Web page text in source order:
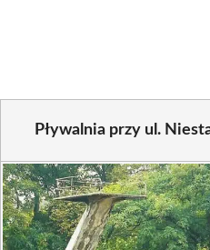
Pływalnia przy ul.